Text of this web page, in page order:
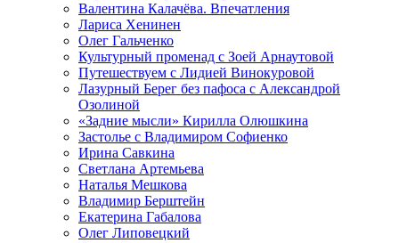
Валентина Калачёва. Впечатления
Лариса Хенинен
Олег Гальченко
Культурный променад с Зоей Арнаутовой
Путешествуем с Лидией Винокуровой
Лазурный Берег без пафоса с Александрой
Озолиной
«Задние мысли» Кирилла Олюшкина
Застолье с Владимиром Софиенко
Ирина Савкина
Светлана Артемьева
Наталья Мешкова
Владимир Берштейн
Екатерина Габалова
Олег Липовецкий